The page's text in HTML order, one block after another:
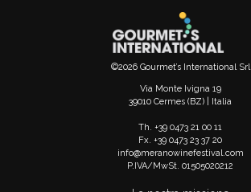
©2026 Gourmet’s International Srl
Via Monte Ivigna 19
39010 Cermes (BZ) | Italia
Th. +39 0473 21 00 11
Fx. +39 0473 23 37 20
info@meranowinefestival.com
P.IVA/MwSt. 01505020212